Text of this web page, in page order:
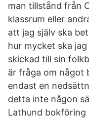
man tillstånd från
klassrum eller
att jag själv ska
hur mycket ska
skickad till sin
är fråga om något
endast en
detta inte någon
Lathund bokföring